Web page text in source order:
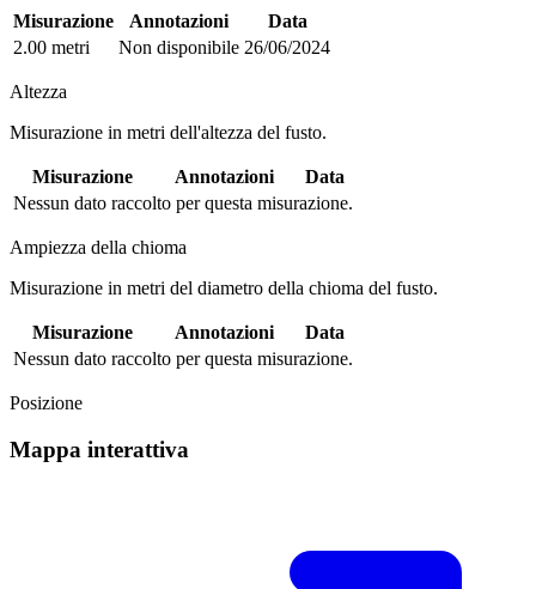
Misurazione Annotazioni
Data
2.00 metri
Non disponibile 26/06/2024
Altezza
Misurazione in metri dell'altezza del fusto.
Misurazione Annotazioni
Data
Nessun dato raccolto per questa misurazione.
Ampiezza della chioma
Misurazione in metri del diametro della chioma del fusto.
Misurazione Annotazioni
Data
Nessun dato raccolto per questa misurazione.
Posizione
Mappa interattiva